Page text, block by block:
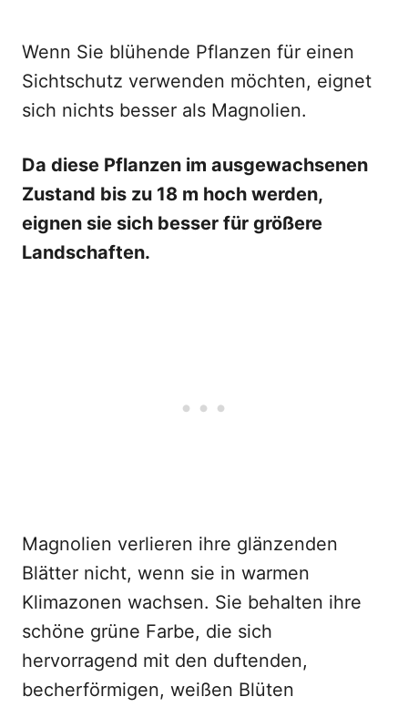
Wenn Sie blühende Pflanzen für einen
Sichtschutz verwenden möchten, eignet
sich nichts besser als Magnolien.
Da diese Pflanzen im ausgewachsenen
Zustand bis zu 18 m hoch werden,
eignen sie sich besser für größere
Landschaften.
Magnolien verlieren ihre glänzenden
Blätter nicht, wenn sie in warmen
Klimazonen wachsen. Sie behalten ihre
schöne grüne Farbe, die sich
hervorragend mit den duftenden,
becherförmigen, weißen Blüten